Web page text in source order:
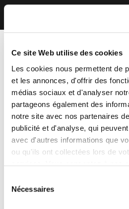
Ce site Web utilise des cookies
Les cookies nous permettent de
et les annonces, d'offrir des
médias sociaux et d'analyser
partageons également des
notre site avec nos partenaires
publicité et d'analyse, qui
avec d'autres informations que
ou qu'ils ont collectées lors de
Nécessaires